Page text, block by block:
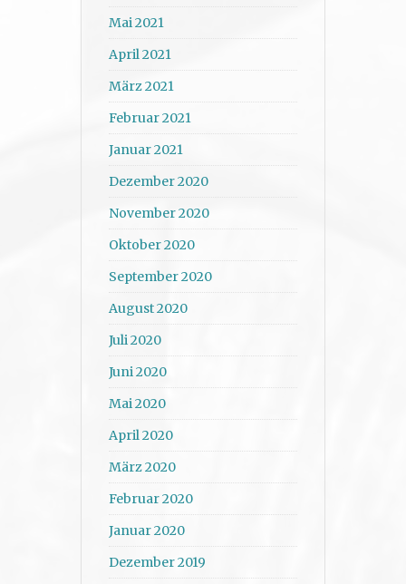
Mai 2021
April 2021
März 2021
Februar 2021
Januar 2021
Dezember 2020
November 2020
Oktober 2020
September 2020
August 2020
Juli 2020
Juni 2020
Mai 2020
April 2020
März 2020
Februar 2020
Januar 2020
Dezember 2019